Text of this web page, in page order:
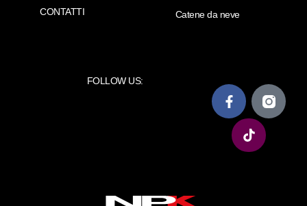
CONTATTI
Catene da neve
FOLLOW US: